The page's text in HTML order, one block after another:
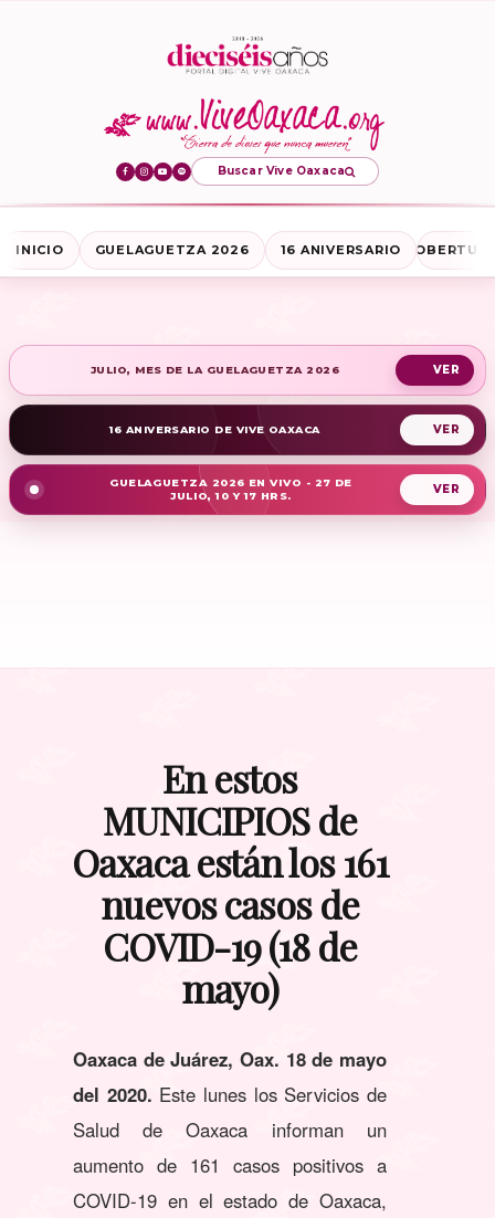
Buscar Vive Oaxaca
INICIO GUELAGUETZA 2026 16 ANIVERSARIO
JULIO, MES DE LA GUELAGUETZA 2026
16 ANIVERSARIO DE VIVE OAXACA
GUELAGUETZA 2026 EN VIVO - 27 DE
JULIO, 10 Y 17 HRS.
En estos
MUNICIPIOS de
Oaxaca están los 161
nuevos casos de
COVID-19 (18 de
mayo)
Oaxaca de Juárez, Oax. 18 de mayo
del 2020. Este lunes los Servicios de
Salud de Oaxaca informan un
aumento de 161 casos positivos a
COVID-19 en el estado de Oaxaca,